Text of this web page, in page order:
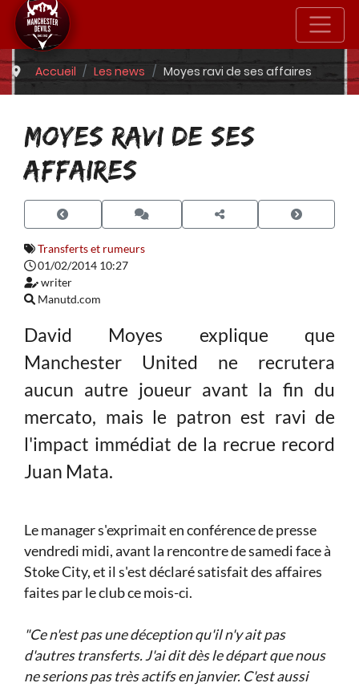
Accueil Les news Moyes ravi de ses affaires
MOYES RAVI DE SES
AFFAIRES
Transferts et rumeurs
01/02/2014 10:27
writer
Manutd.com
David Moyes explique que
Manchester United ne recrutera
aucun autre joueur avant la fin du
mercato, mais le patron est ravi de
l'impact immédiat de la recrue record
Juan Mata.
Le manager s'exprimait en conférence de presse
vendredi midi, avant la rencontre de samedi face à
Stoke City, et il s'est déclaré satisfait des affaires
faites par le club ce mois-ci.
"Ce n'est pas une déception qu'il n'y ait pas
d'autres transferts. J'ai dit dès le départ que nous
ne serions pas très actifs en janvier. C'est aussi